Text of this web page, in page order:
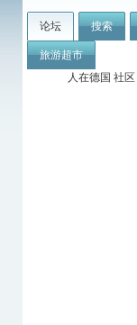
论坛 搜索
旅游超市
人在德国 社区